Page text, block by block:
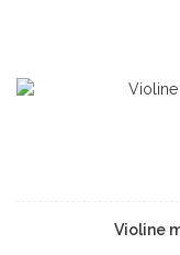
Violine